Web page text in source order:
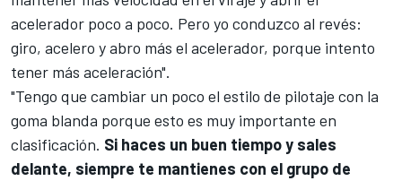
acelerador poco a poco. Pero yo conduzco al revés:
giro, acelero y abro más el acelerador, porque intento
tener más aceleración".
"Tengo que cambiar un poco el estilo de pilotaje con la
goma blanda porque esto es muy importante en
clasificación. Si haces un buen tiempo y sales
delante, siempre te mantienes con el grupo de